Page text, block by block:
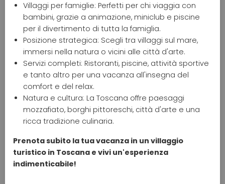
Villaggi per famiglie: Perfetti per chi viaggia con
bambini, grazie a animazione, miniclub e piscine
per il divertimento di tutta la famiglia.
Posizione strategica: Scegli tra villaggi sul mare,
immersi nella natura o vicini alle città d'arte.
Servizi completi: Ristoranti, piscine, attività sportive
e tanto altro per una vacanza all'insegna del
comfort e del relax.
Natura e cultura: La Toscana offre paesaggi
mozzafiato, borghi pittoreschi, città d'arte e una
ricca tradizione culinaria.
Prenota subito la tua vacanza in un villaggio
turistico in Toscana e vivi un'esperienza
indimenticabile!